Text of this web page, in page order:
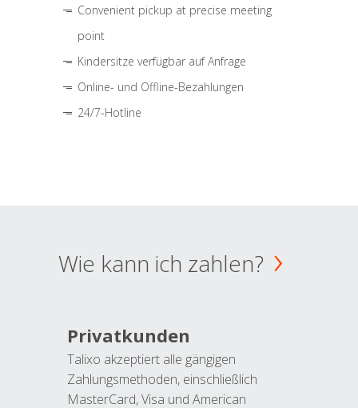
Convenient pickup at precise meeting
point
Kindersitze verfügbar auf Anfrage
Online- und Offline-Bezahlungen
24/7-Hotline
Wie kann ich zahlen?
Privatkunden
Talixo akzeptiert alle gängigen
Zahlungsmethoden, einschließlich
MasterCard, Visa und American